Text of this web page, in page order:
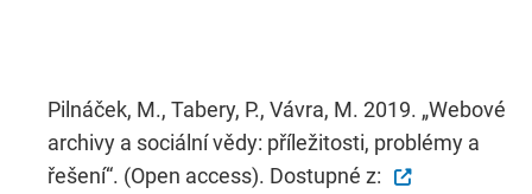
Pilnáček, M., Tabery, P., Vávra, M. 2019. „Webové
archivy a sociální vědy: příležitosti, problémy a
řešení“. (Open access). Dostupné z: